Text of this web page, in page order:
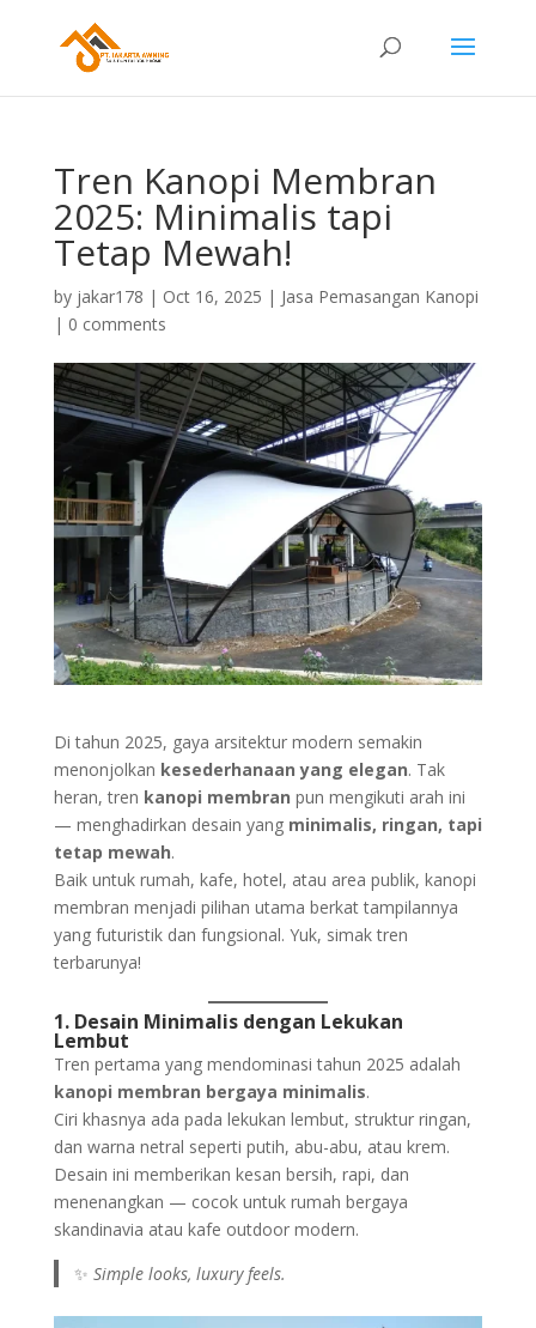
Tren Kanopi Membran
2025: Minimalis tapi
Tetap Mewah!
by jakar178 | Oct 16, 2025 | Jasa Pemasangan Kanopi
| 0 comments
Di tahun 2025, gaya arsitektur modern semakin
menonjolkan kesederhanaan yang elegan. Tak
heran, tren kanopi membran pun mengikuti arah ini
— menghadirkan desain yang minimalis, ringan, tapi
tetap mewah.
Baik untuk rumah, kafe, hotel, atau area publik, kanopi
membran menjadi pilihan utama berkat tampilannya
yang futuristik dan fungsional. Yuk, simak tren
terbarunya!
1. Desain Minimalis dengan Lekukan
Lembut
Tren pertama yang mendominasi tahun 2025 adalah
kanopi membran bergaya minimalis.
Ciri khasnya ada pada lekukan lembut, struktur ringan,
dan warna netral seperti putih, abu-abu, atau krem.
Desain ini memberikan kesan bersih, rapi, dan
menenangkan — cocok untuk rumah bergaya
skandinavia atau kafe outdoor modern.
✨Simple looks, luxury feels.